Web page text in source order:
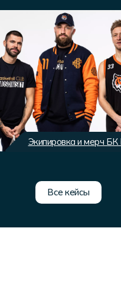
Экипировка и мерч БК
Все кейсы